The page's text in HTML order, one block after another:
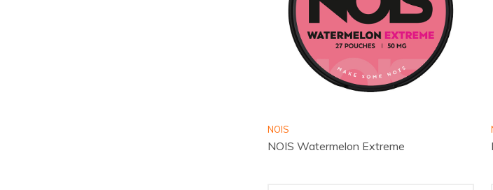
NOIS
NOIS Watermelon Extreme